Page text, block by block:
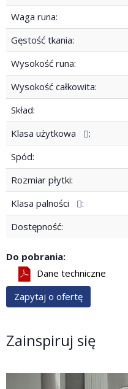
Waga runa:
Gęstość tkania:
Wysokość runa:
Wysokość całkowita:
Skład:
Klasa użytkowa
:
Spód:
Rozmiar płytki:
Klasa palności
:
Dostępność:
Do pobrania:
Dane techniczne
Zapytaj o ofertę
Zainspiruj się